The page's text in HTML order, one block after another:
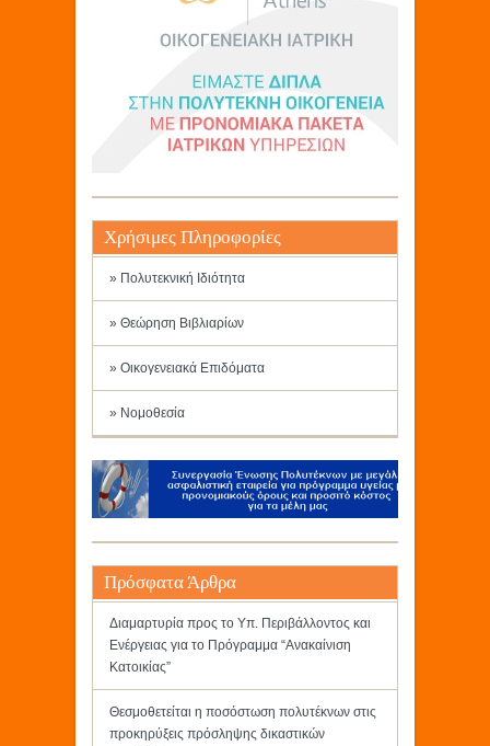
Χρήσιμες Πληροφορίες
» Πολυτεκνική Ιδιότητα
» Θεώρηση Βιβλιαρίων
» Οικογενειακά Επιδόματα
» Νομοθεσία
Πρόσφατα Άρθρα
Διαμαρτυρία προς το Υπ. Περιβάλλοντος και
Ενέργειας για το Πρόγραμμα “Ανακαίνιση
Κατοικίας”
Θεσμοθετείται η ποσόστωση πολυτέκνων στις
προκηρύξεις πρόσληψης δικαστικών